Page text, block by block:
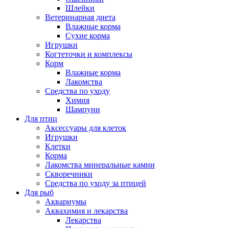
Шлейки
Ветеринарная диета
Влажные корма
Сухие корма
Игрушки
Когтеточки и комплексы
Корм
Влажные корма
Лакомства
Средства по уходу
Химия
Шампуни
Для птиц
Аксессуары для клеток
Игрушки
Клетки
Корма
Лакомства минеральные камни
Скворечники
Средства по уходу за птицей
Для рыб
Аквариумы
Аквахимия и лекарства
Лекарства